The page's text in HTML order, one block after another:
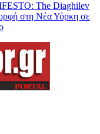
The Diaghilev
στη Νέα Υόρκη σε